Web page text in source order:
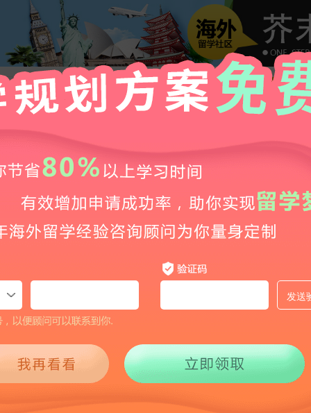
新西兰八大本科预科项目介绍-新西兰留学
1141 2024-04-01 09:00
衔接到本科课程。绝大部分专业都可以通过预科衔接。